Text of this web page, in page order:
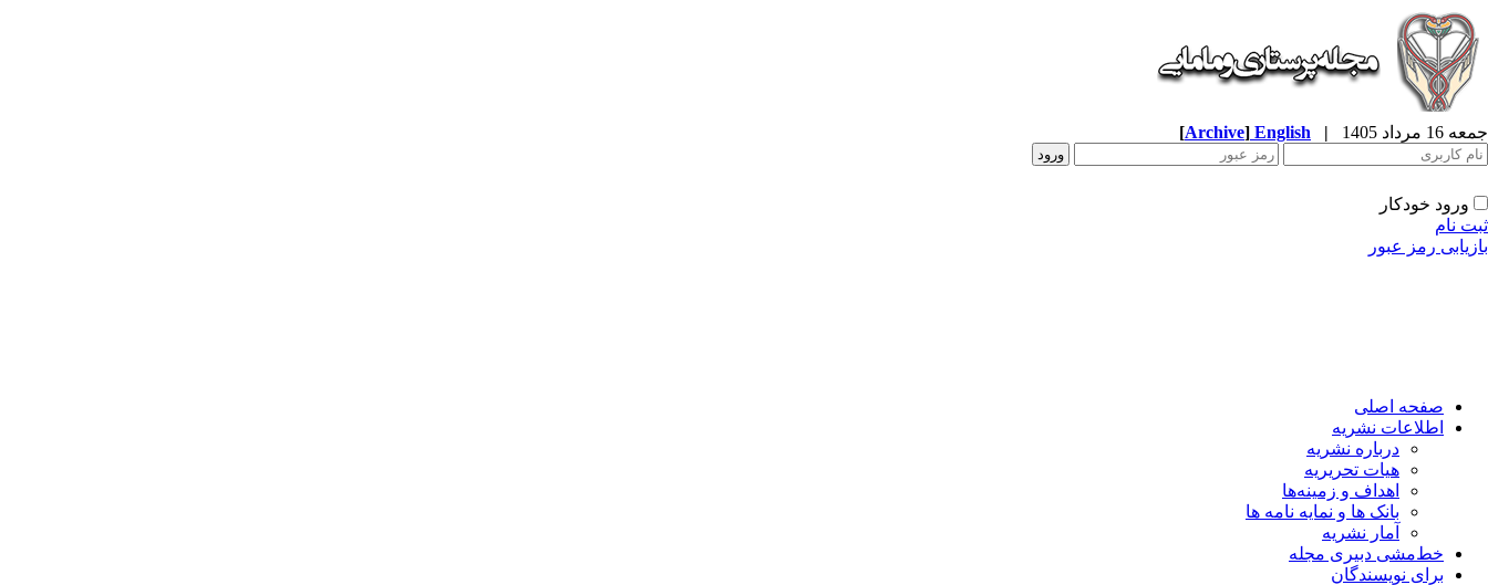
جمعه 16 مرداد 1405 |
English
[Archive]
ورود خودکار
ثبت نام
بازیابی رمز عبور
صفحه اصلی
اطلاعات نشریه
درباره نشریه
هیات تحریریه
اهداف و زمینه‌ها
بانک ها و نمایه نامه ها
آمار نشریه
خط‌مشی دبیری مجله
برای نویسندگان